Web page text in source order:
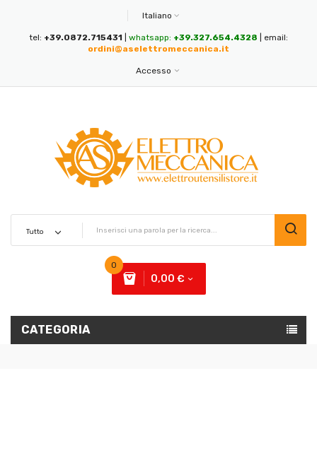
Italiano
tel: +39.0872.715431 whatsapp: +39.327.654.4328 | email:
ordini@aselettromeccanica.it
Accesso
0
0,00 €
CATEGORIA